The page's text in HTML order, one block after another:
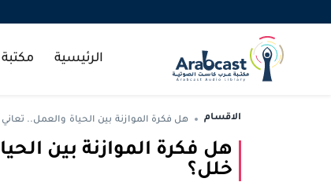
الرئيسية
الاقسام هل فكرة الموازنة بين الحياة والعمل..
هل فكرة الموازنة بين
خلل؟